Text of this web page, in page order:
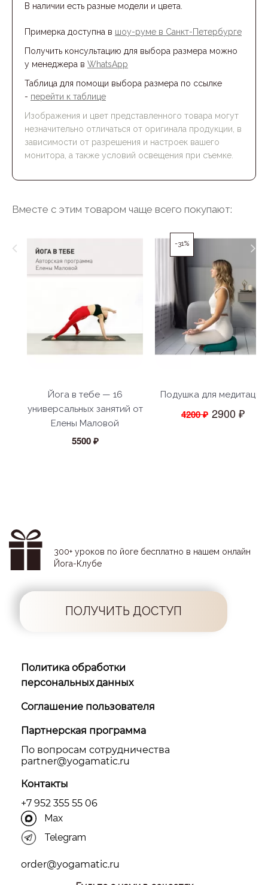
В наличии есть разные модели и цвета.
Примерка доступна в шоу-румe в Санкт-Петербурге
Получить консультацию для выбора размера можно
у менеджера в WhatsApp
Таблица для помощи выбора размера по ссылке
- перейти к таблице
Изображения и цвет представленного товара могут
незначительно отличаться от оригинала продукции, в
зависимости от разрешения и настроек вашего
монитора, а также условий освещения при съемке.
Вместе с этим товаром чаще всего покупают:
Йога в тебе — 16
универсальных занятий от
Елены Маловой
5500 ₽
-31%
Подушка для медитации
4200 ₽ 2900 ₽
300+ уроков по йоге бесплатно в нашем онлайн
Йога-Клубе
ПОЛУЧИТЬ ДОСТУП
Политика обработки
персональных данных
Соглашение пользователя
Партнерская программа
По вопросам сотрудничества
partner@yоgamatic.ru
Контакты
+7 952 355 55 06
Max
Telegram
order@yogamatic.ru